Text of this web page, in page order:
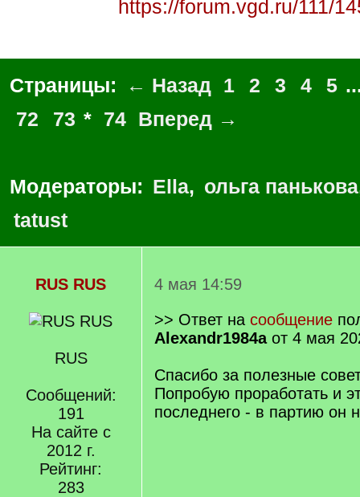
https://forum.vgd.ru/111/
Страницы: ← Назад 1 2 3 4 5
72
73 * 74 Вперед →
Модераторы: Ella, ольга панькова
tatust
RUS RUS
RUS
Сообщений:
191
На сайте с
2012 г.
Рейтинг:
283
4 мая 14:59
>> Ответ на сообщение
Alexandr1984aот 4 мая
Спасибо за полезные
Попробую проработать и
последнего - в партию он